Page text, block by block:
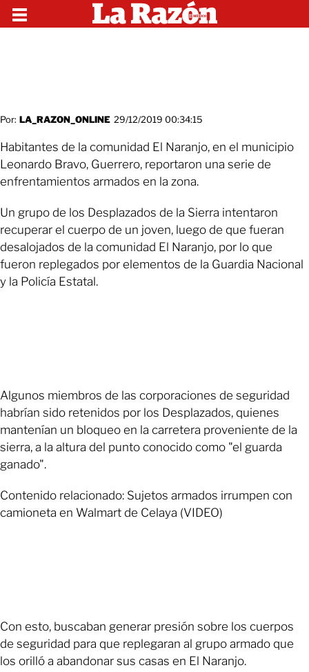
Por: LA_RAZON_ONLINE 29/12/2019 00:34:15
Habitantes de la comunidad El Naranjo, en el municipio
Leonardo Bravo, Guerrero, reportaron una serie de
enfrentamientos armados en la zona.
Un grupo de los Desplazados de la Sierra intentaron
recuperar el cuerpo de un joven, luego de que fueran
desalojados de la comunidad El Naranjo, por lo que
fueron replegados por elementos de la Guardia Nacional
y la Policía Estatal.
Algunos miembros de las corporaciones de seguridad
habrían sido retenidos por los Desplazados, quienes
mantenían un bloqueo en la carretera proveniente de la
sierra, a la altura del punto conocido como "el guarda
ganado".
Contenido relacionado: Sujetos armados irrumpen con
camioneta en Walmart de Celaya (VIDEO)
Con esto, buscaban generar presión sobre los cuerpos
de seguridad para que replegaran al grupo armado que
los orilló a abandonar sus casas en El Naranjo.